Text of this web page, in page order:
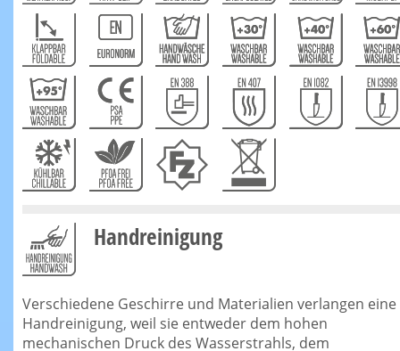
Handreinigung
Verschiedene Geschirre und Materialien verlangen eine
Handreinigung, weil sie entweder dem hohen
mechanischen Druck des Wasserstrahls, dem